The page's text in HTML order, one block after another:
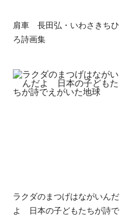
肩車 長田弘・いわさきちひ
ろ詩画集
ラクダのまつげはながいんだ
よ 日本の子どもたちが詩で